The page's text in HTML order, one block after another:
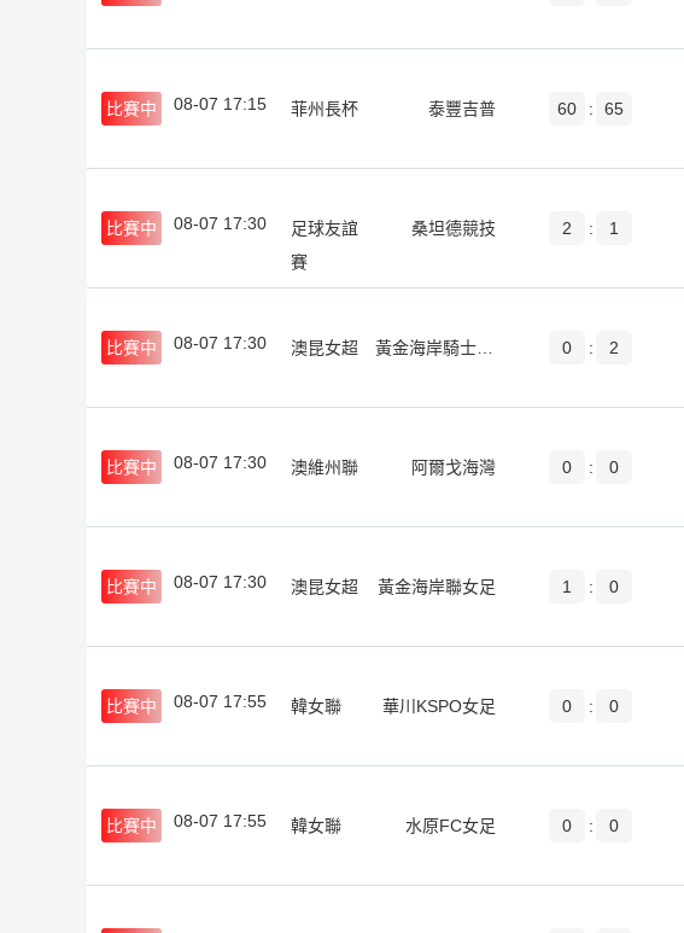
比賽中 08-07 17:15 菲州長杯 泰豐吉普 60 : 65
比賽中 08-07 17:30
足球友誼
賽
桑坦德競技 2 : 1
比賽中 08-07 17:30 澳昆女超 0 : 2
比賽中 08-07 17:30 澳維州聯 阿爾戈海灣 0 : 0
比賽中 08-07 17:30 澳昆女超 黃金海岸聯女足 1 : 0
比賽中 08-07 17:55 韓女聯 華川KSPO女足 0 : 0
比賽中 08-07 17:55 韓女聯 水原FC女足 0 : 0